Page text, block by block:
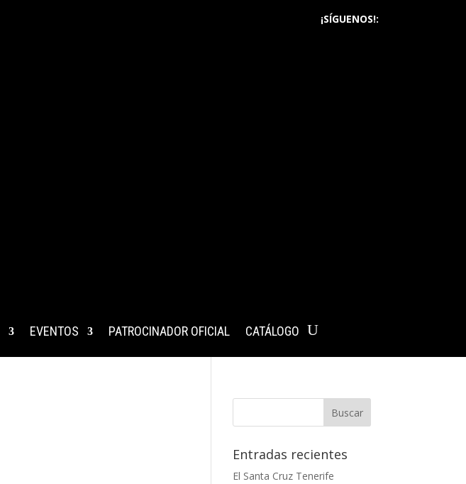
¡SÍGUENOS!:
EVENTOS PATROCINADOR OFICIAL CATÁLOGO
Entradas recientes
El Santa Cruz Tenerife